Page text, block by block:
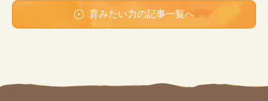
育みたい力の記事一覧へ